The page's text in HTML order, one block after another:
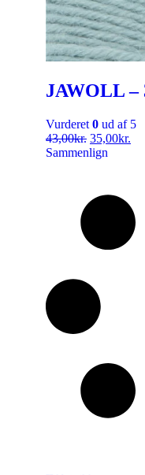
JAWOLL –
Vurderet 0 ud af 5
43,00kr. 35,00kr.
Sammenlign